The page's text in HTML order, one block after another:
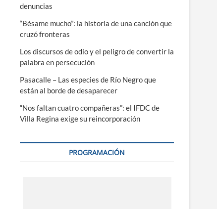
denuncias
“Bésame mucho”: la historia de una canción que
cruzó fronteras
Los discursos de odio y el peligro de convertir la
palabra en persecución
Pasacalle – Las especies de Río Negro que
están al borde de desaparecer
“Nos faltan cuatro compañeras”: el IFDC de
Villa Regina exige su reincorporación
PROGRAMACIÓN